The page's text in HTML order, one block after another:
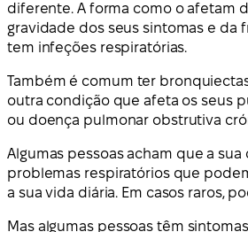
diferente. A forma como o afetam
gravidade dos seus sintomas e da
tem infeções respiratórias.
Também é comum ter
outra condição que afeta os seus
ou doença pulmonar obstrutiva
Algumas pessoas acham que a
problemas respiratórios que
a sua vida diária. Em casos raros,
Mas algumas pessoas têm